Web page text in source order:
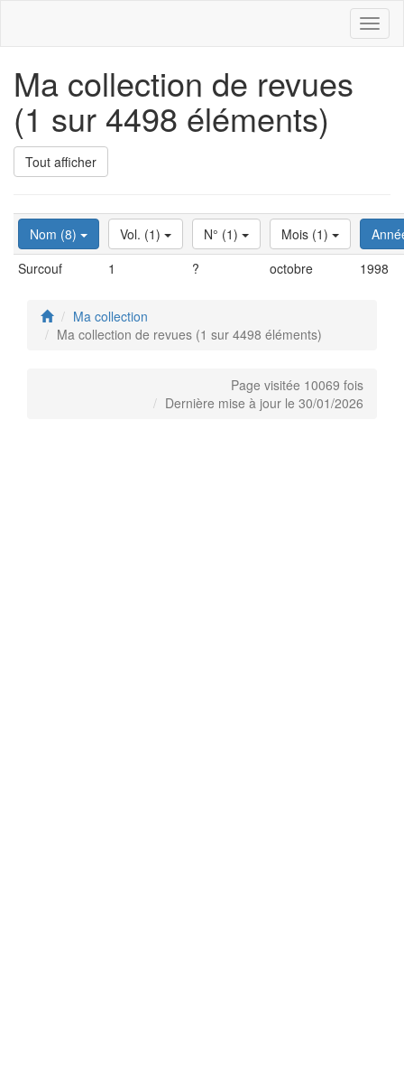
Ma collection de revues
(1 sur 4498 éléments)
Tout afficher
Nom (8) Vol. (1) N° (1) Mois (1)
Surcouf
1 ? octobre 1998
Ma collection
Ma collection de revues (1 sur 4498 éléments)
Page visitée 10069 fois
Dernière mise à jour le 30/01/2026